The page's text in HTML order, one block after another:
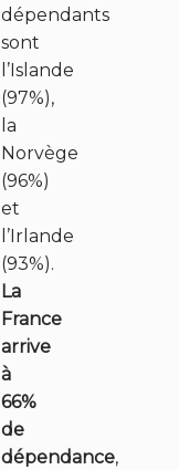
dépendants
sont
l’Islande
(97%),
la
Norvège
(96%)
et
l’Irlande
(93%).
La
France
arrive
à
66%
de
dépendance,